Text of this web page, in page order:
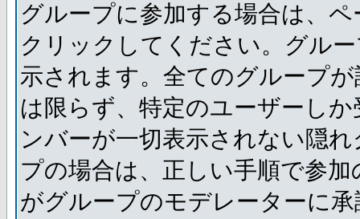
グループに参加する場合は、
クリックしてください。グル
示されます。全てのグループ
は限らず、特定のユーザーし
ンバーが一切表示されない隠
プの場合は、正しい手順で参
がグループのモデレーターに